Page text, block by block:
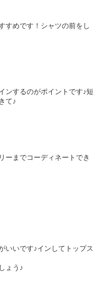
すめです！シャツの前をし
ンするのがポイントです♪短
て♪
ーまでコーディネートでき
いいです♪インしてトップス
ょう♪